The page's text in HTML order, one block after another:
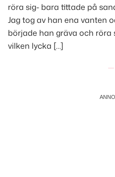
röra sig- bara tittade på
Jag tog av han ena vanten
började han gräva och röra
vilken lycka […]